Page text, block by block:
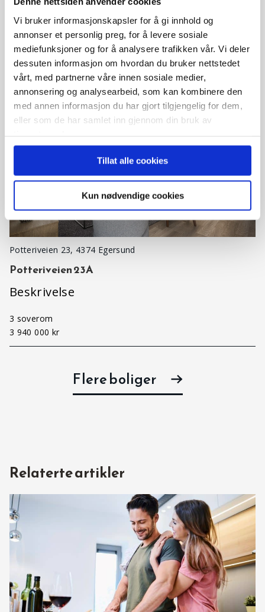
Vi bruker informasjonskapsler for å gi innhold og
annonser et personlig preg, for å levere sosiale
mediefunksjoner og for å analysere trafikken vår. Vi deler
dessuten informasjon om hvordan du bruker nettstedet
vårt, med partnerne våre innen sosiale medier,
annonsering og analysearbeid, som kan kombinere den
med annen informasjon du har gjort tilgjengelig for dem,
eller som de har samlet inn gjennom din bruk av
Tillat alle cookies
Kun nødvendige cookies
leiligheterTomannsboligen ligger i den
nedre delen av feltet og har…
2 soverom
3 250 000 kr
Potteriveien 23, 4374 Egersund
Potteriveien 23A
Beskrivelse
3 soverom
3 940 000 kr
Flere boliger
Relaterte artikler